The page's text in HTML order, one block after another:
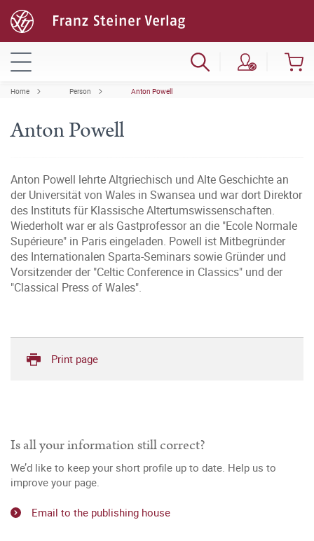
Home Person Anton Powell
Anton Powell
Anton Powell lehrte Altgriechisch und Alte Geschichte an
der Universität von Wales in Swansea und war dort Direktor
des Instituts für Klassische Altertumswissenschaften.
Wiederholt war er als Gastprofessor an die "Ecole Normale
Supérieure" in Paris eingeladen. Powell ist Mitbegründer
des Internationalen Sparta-Seminars sowie Gründer und
Vorsitzender der "Celtic Conference in Classics" und der
"Classical Press of Wales".
Print page
Is all your information still correct?
We’d like to keep your short profile up to date. Help us to
improve your page.
Email to the publishing house